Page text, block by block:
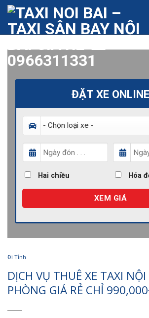
Skip
content
ĐẶT XE ONLINE
Hai chiều Hóa
XEM GIÁ
Đi Tỉnh
DỊCH VỤ THUÊ XE TAXI
PHÒNG GIÁ RẺ CHỈ